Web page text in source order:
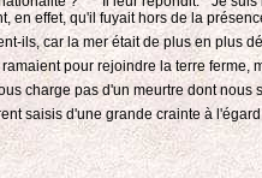
en effet, qu'il fuyait hors de la
ils, car la mer était de plus en plus
pour rejoindre la terre ferme,
charge pas d'un meurtre dont
saisis d'une grande crainte à